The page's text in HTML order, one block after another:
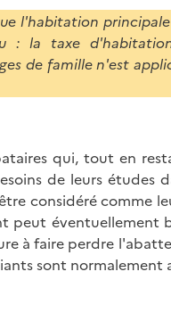
l'habitation
: la taxe
de famille n'est
qui, tout en
de leurs
considéré comme
peut
à faire perdre
sont normalement